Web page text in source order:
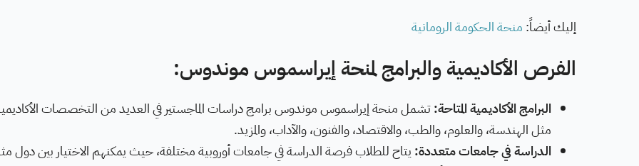
إليك أيضاً: منحة الحكومة الرومانية
الفرص الأكاديمية والبرامج لمنحة إيراسموس موندوس:
البرامج الأكاديمية المتاحة:تشمل منحة إيراسموس موندوس برامج دراسات الماجستير في العديد من التخصصات
مثل الهندسة، والعلوم، والطب، والاقتصاد، والفنون، والآداب، والمزيد.
الدراسة في جامعات متعددة: يتاح للطلاب فرصة الدراسة في جامعات أوروبية مختلفة، حيث يمكنهم الاختيار بين دول